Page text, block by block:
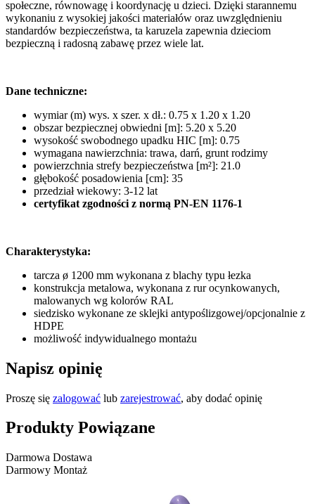
społeczne, równowagę i koordynację u dzieci. Dzięki starannemu
wykonaniu z wysokiej jakości materiałów oraz uwzględnieniu
standardów bezpieczeństwa, ta karuzela zapewnia dzieciom
bezpieczną i radosną zabawę przez wiele lat.
Dane techniczne:
wymiar (m) wys. x szer. x dł.: 0.75 x 1.20 x 1.20
obszar bezpiecznej obwiedni [m]: 5.20 x 5.20
wysokość swobodnego upadku HIC [m]: 0.75
wymagana nawierzchnia: trawa, darń, grunt rodzimy
powierzchnia strefy bezpieczeństwa [m²]: 21.0
głębokość posadowienia [cm]: 35
przedział wiekowy: 3-12 lat
certyfikat zgodności z normą PN-EN 1176-1
Charakterystyka:
tarcza ø 1200 mm wykonana z blachy typu łezka
konstrukcja metalowa, wykonana z rur ocynkowanych,
malowanych wg kolorów RAL
siedzisko wykonane ze sklejki antypoślizgowej/opcjonalnie z
HDPE
możliwość indywidualnego montażu
Napisz opinię
Proszę się zalogować lub zarejestrować, aby dodać opinię
Produkty Powiązane
Darmowa Dostawa
Darmowy Montaż